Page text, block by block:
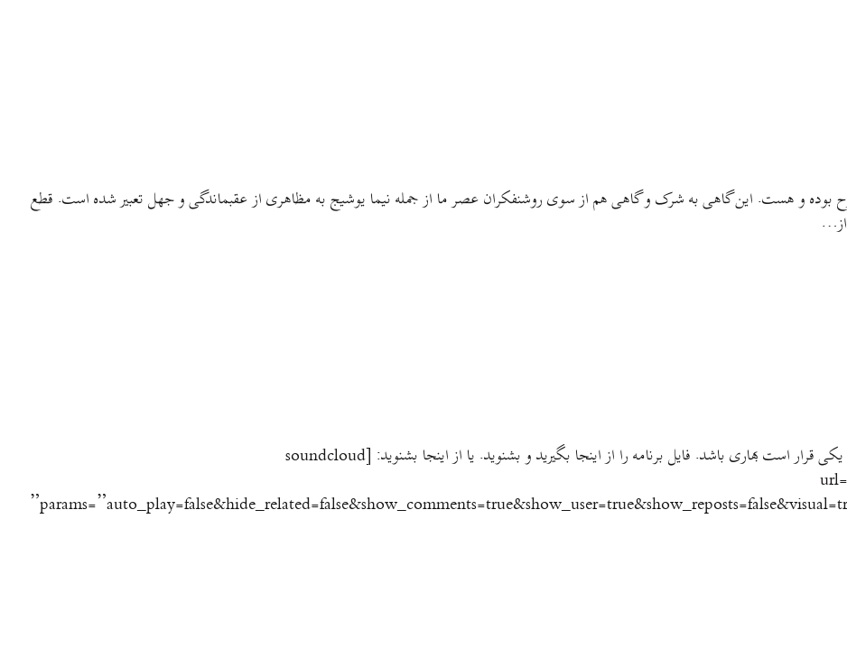
بوده و هست. این گاهی به شرک و گاهی هم از سوی روشنفکران عصر ما از جمله نیما یوشیج به مظاهری از عقبماندگی و جهل تعبیر شده است. قطع
این بیستمین بیس دئقه است. رادیو اینترنتی به زبان گیلکی. این یکی قرار است بهاری باشد. فایل برنامه را از اینجا بگیرید و بشنوید. یا از اینجا بشنوید: [soundcloud
params=”auto_play=false&hide_related=false&show_comments=true&show_user=true&show_reposts=false&visual=true” width=”100%” height=”150″ iframe=”true”